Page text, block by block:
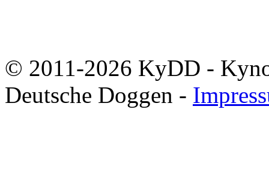
© 2011-2026 KyDD -
Deutsche Doggen -